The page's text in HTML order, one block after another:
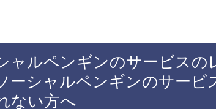
ャルペンギンのサービスの
ーシャルペンギンのサービ
ない方へ